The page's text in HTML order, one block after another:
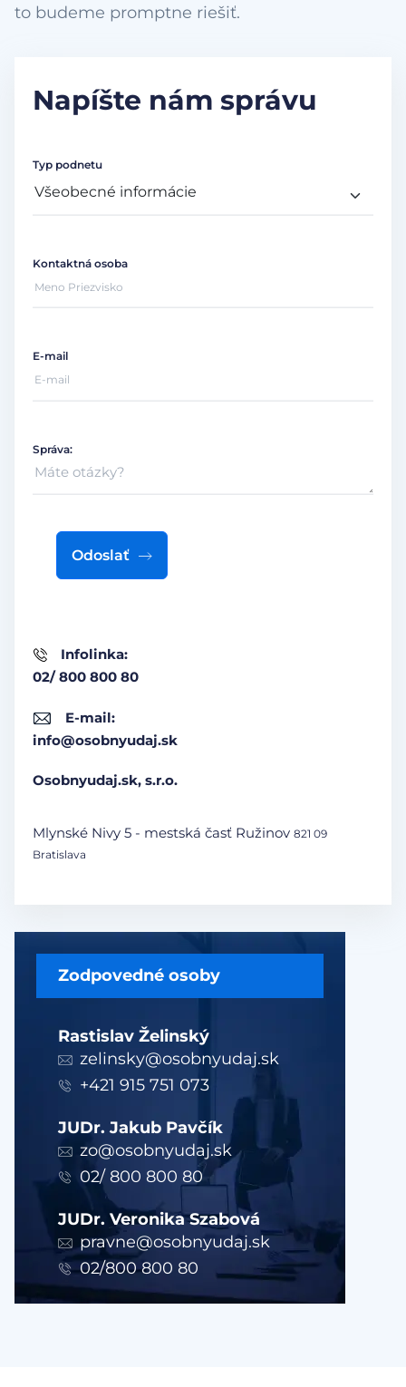
to budeme promptne riešiť.
Zodpovedné osoby
Rastislav Želinský
zelinsky@osobnyudaj.sk
+421 915 751 073
JUDr. Jakub Pavčík
zo@osobnyudaj.sk
02/ 800 800 80
JUDr. Veronika Szabová
pravne@osobnyudaj.sk
02/800 800 80
Napíšte nám správu
Infolinka:
02/ 800 800 80
E-mail:
info@osobnyudaj.sk
Osobnyudaj.sk, s.r.o.
Mlynské Nivy 5 - mestská časť Ružinov 821 09
Bratislava
Typ podnetu
Kontaktná osoba
E-mail
Správa:
Odoslať